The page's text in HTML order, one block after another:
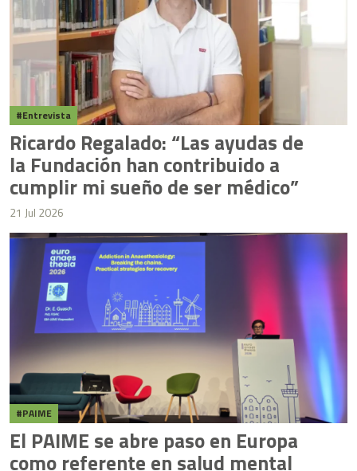
Entrevista
Ricardo Regalado: “Las ayudas de
la Fundación han contribuido a
cumplir mi sueño de ser médico”
21 Jul 2026
PAIME
El PAIME se abre paso en Europa
como referente en salud mental